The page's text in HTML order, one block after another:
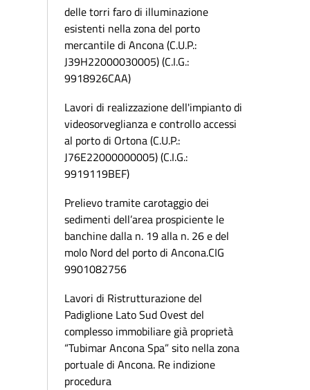
delle torri faro di illuminazione
esistenti nella zona del porto
mercantile di Ancona (C.U.P.:
J39H22000030005) (C.I.G.:
9918926CAA)
Lavori di realizzazione dell'impianto di
videosorveglianza e controllo accessi
al porto di Ortona (C.U.P.:
J76E22000000005) (C.I.G.:
9919119BEF)
Prelievo tramite carotaggio dei
sedimenti dell’area prospiciente le
banchine dalla n. 19 alla n. 26 e del
molo Nord del porto di Ancona.CIG
9901082756
Lavori di Ristrutturazione del
Padiglione Lato Sud Ovest del
complesso immobiliare già proprietà
“Tubimar Ancona Spa” sito nella zona
portuale di Ancona. Re indizione
procedura